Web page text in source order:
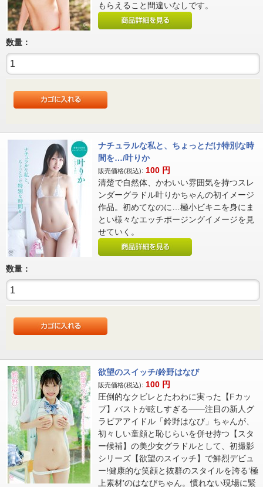
もらえること間違いなしです。
数量：
ナチュラルな私と、ちょっとだけ特別な時
間を…/叶りか
販売価格(税込): 100 円
清楚で自然体、かわいい雰囲気を持つスレ
ンダーグラドル叶りかちゃんの初イメージ
作品。初めてなのに…極小ビキニを身にま
とい様々なエッチポージングイメージを見
せていく。
数量：
欲望のスイッチ/鈴野はなび
販売価格(税込): 100 円
圧倒的なクビレとたわわに実った【Fカッ
プ】バストが眩しすぎる――注目の新人グ
ラビアアイドル「鈴野はなび」ちゃんが、
初々しい童顔と恥じらいを併せ持つ【スタ
ー候補】の美少女グラドルとして、初撮影
シリーズ【欲望のスイッチ】で鮮烈デビュ
ー!健康的な笑顔と抜群のスタイルを誇る‘極
上素材’のはなびちゃん。慣れない現場に緊